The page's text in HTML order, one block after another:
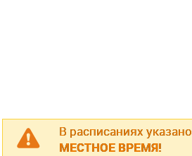
В расписаниях указано
МЕСТНОЕ ВРЕМЯ!